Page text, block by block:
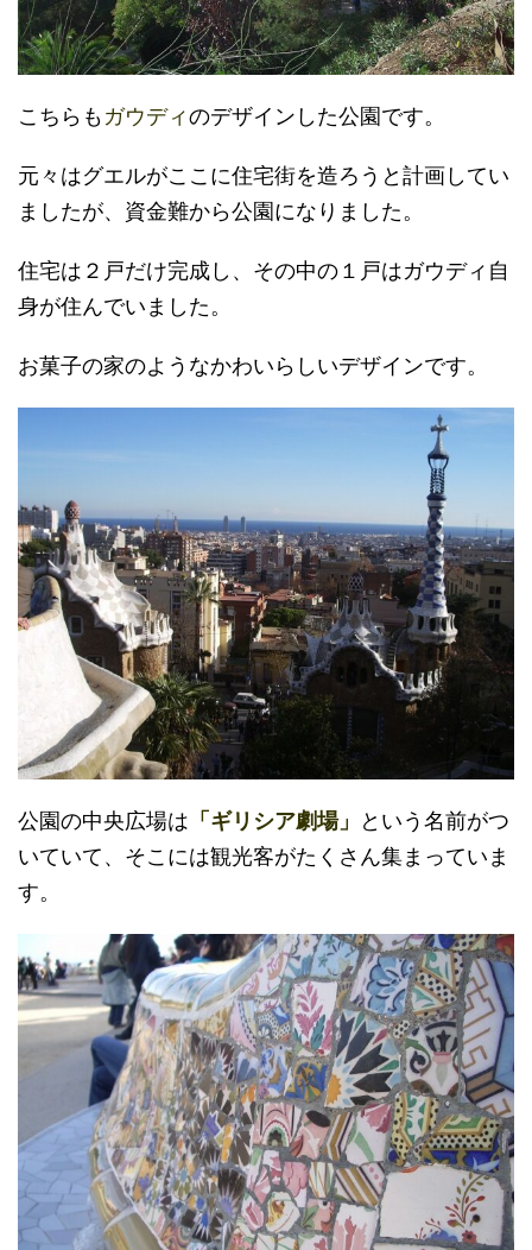
こちらもガウディのデザインした公園です。
元々はグエルがここに住宅街を造ろうと計画してい
ましたが、資金難から公園になりました。
住宅は２戸だけ完成し、その中の１戸はガウディ自
身が住んでいました。
お菓子の家のようなかわいらしいデザインです。
公園の中央広場は 「ギリシア劇場」
という名前がつ
いていて、そこには観光客がたくさん集まっていま
す。